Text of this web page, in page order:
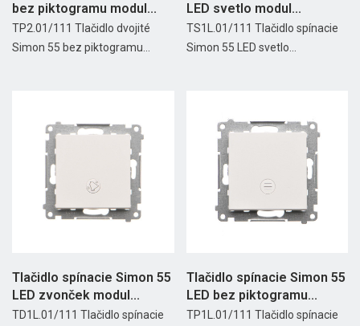
bez piktogramu modul...
TP2.01/111 Tlačidlo dvojité
Simon 55 bez piktogramu...
LED svetlo modul...
TS1L.01/111 Tlačidlo spínacie
Simon 55 LED svetlo...
Tlačidlo spínacie Simon 55
LED zvonček modul...
TD1L.01/111 Tlačidlo spínacie
Tlačidlo spínacie Simon 55
LED bez piktogramu...
TP1L.01/111 Tlačidlo spínacie